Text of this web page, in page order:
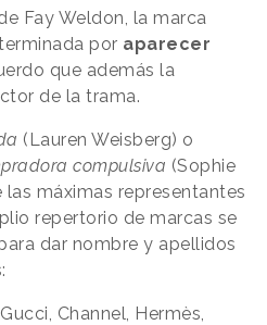
Fay Weldon, la marca
por aparecer
que además la
de la trama.
(Lauren Weisberg) o
compulsiva (Sophie
las máximas representantes
repertorio de marcas se
dar nombre y apellidos
Gucci, Channel, Hermès,